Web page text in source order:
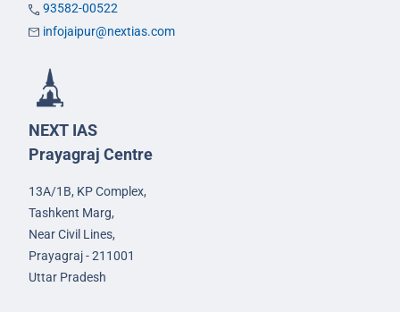
93582-00522
infojaipur@nextias.com
NEXT IAS
Prayagraj Centre
13A/1B, KP Complex,
Tashkent Marg,
Near Civil Lines,
Prayagraj - 211001
Uttar Pradesh